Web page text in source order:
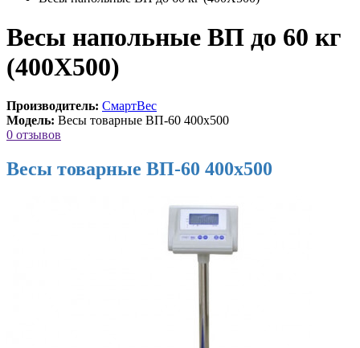
Весы напольные ВП до 60 кг
(400Х500)
Производитель: СмартВес
Модель: Весы товарные ВП-60 400х500
0 отзывов
Весы товарные ВП-60 400х500